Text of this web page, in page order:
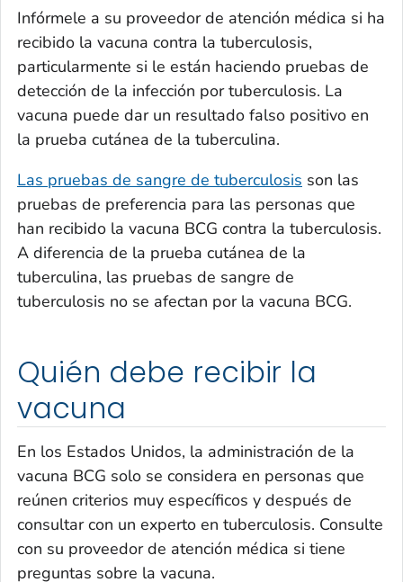
Infórmele a su proveedor de atención médica si ha
recibido la vacuna contra la tuberculosis,
particularmente si le están haciendo pruebas de
detección de la infección por tuberculosis. La
vacuna puede dar un resultado falso positivo en
la prueba cutánea de la tuberculina.
Las pruebas de sangre de tuberculosis son las
pruebas de preferencia para las personas que
han recibido la vacuna BCG contra la tuberculosis.
A diferencia de la prueba cutánea de la
tuberculina, las pruebas de sangre de
tuberculosis no se afectan por la vacuna BCG.
Quién debe recibir la
vacuna
En los Estados Unidos, la administración de la
vacuna BCG solo se considera en personas que
reúnen criterios muy específicos y después de
consultar con un experto en tuberculosis. Consulte
con su proveedor de atención médica si tiene
preguntas sobre la vacuna.